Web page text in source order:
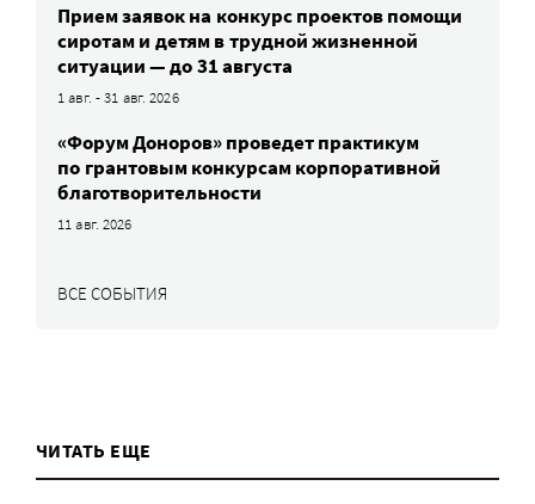
Прием заявок на конкурс проектов помощи
сиротам и детям в трудной жизненной
ситуации — до 31 августа
1 авг. - 31 авг. 2026
«Форум Доноров» проведет практикум
по грантовым конкурсам корпоративной
благотворительности
11 авг. 2026
ВСЕ СОБЫТИЯ
ЧИТАТЬ ЕЩЕ